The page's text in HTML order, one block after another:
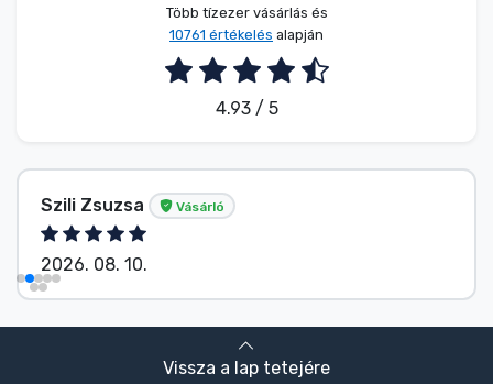
Több tízezer vásárlás és
10761 értékelés alapján
4.93 / 5
Szili Zsuzsa Vásárló
2026. 08. 10.
Vissza a lap tetejére